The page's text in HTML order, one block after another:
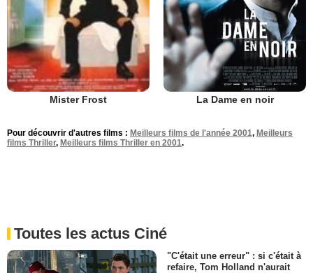
Mister Frost La Dame en noir
Pour découvrir d'autres films : Meilleurs films de l'année 2001, Meilleurs
films Thriller, Meilleurs films Thriller en 2001.
Toutes les actus Ciné
"C'était une erreur" : si c'était à
refaire, Tom Holland n'aurait